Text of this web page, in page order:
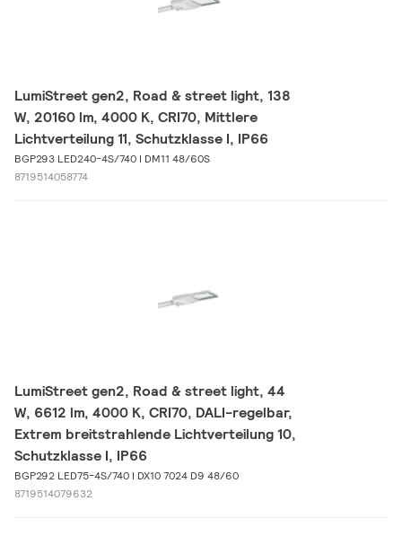
LumiStreet gen2, Road & street light, 138
W, 20160 lm, 4000 K, CRI70, Mittlere
Lichtverteilung 11, Schutzklasse I, IP66
BGP293 LED240-4S/740 I DM11 48/60S
8719514058774
LumiStreet gen2, Road & street light, 44
W, 6612 lm, 4000 K, CRI70, DALI-regelbar,
Extrem breitstrahlende Lichtverteilung 10,
Schutzklasse I, IP66
BGP292 LED75-4S/740 I DX10 7024 D9 48/60
8719514079632